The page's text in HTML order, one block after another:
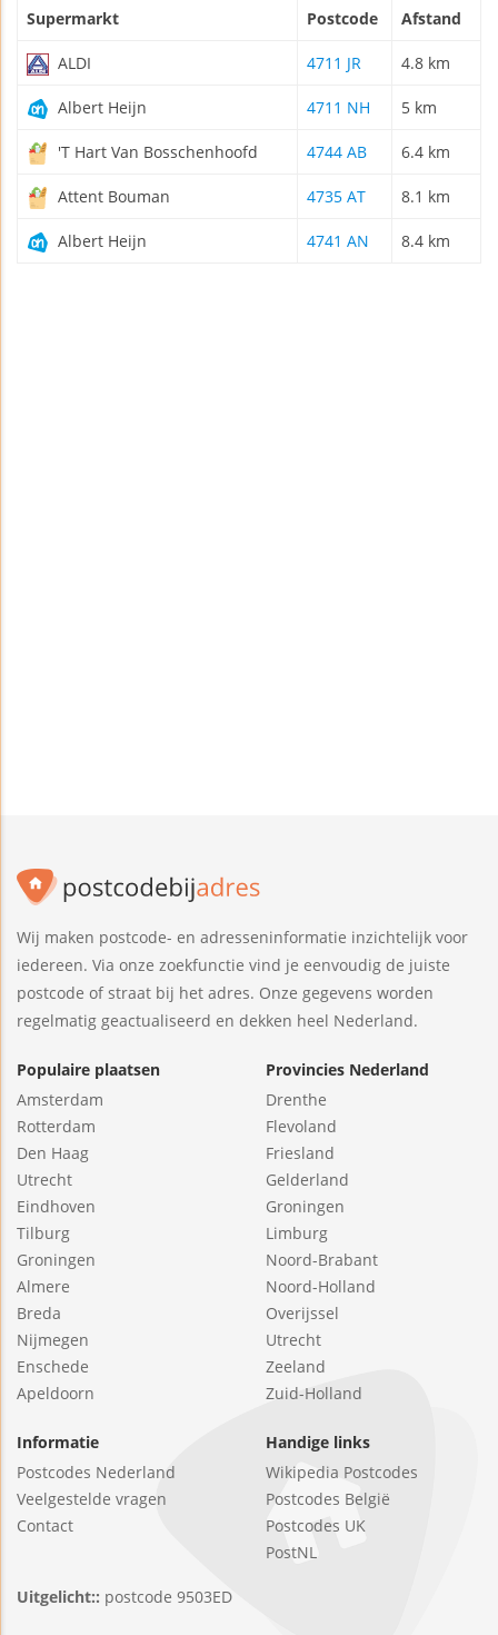
Supermarkt Postcode Afstand
ALDI 4711 JR 4.8 km
Albert Heijn 4711 NH 5 km
'T Hart Van Bosschenhoofd 4744 AB 6.4 km
Attent Bouman 4735 AT 8.1 km
Albert Heijn 4741 AN 8.4 km
Wij maken postcode- en adresseninformatie inzichtelijk voor
iedereen. Via onze zoekfunctie vind je eenvoudig de juiste
postcode of straat bij het adres. Onze gegevens worden
regelmatig geactualiseerd en dekken heel Nederland.
Populaire plaatsen
Amsterdam
Rotterdam
Den Haag
Utrecht
Eindhoven
Tilburg
Groningen
Almere
Breda
Nijmegen
Enschede
Apeldoorn
Provincies Nederland
Drenthe
Flevoland
Friesland
Gelderland
Groningen
Limburg
Noord-Brabant
Noord-Holland
Overijssel
Utrecht
Zeeland
Zuid-Holland
Informatie
Postcodes Nederland
Veelgestelde vragen
Contact
Handige links
Wikipedia Postcodes
Postcodes België
Postcodes UK
PostNL
Uitgelicht:: postcode 9503ED